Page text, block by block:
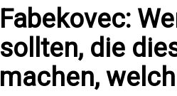
Fabekovec:
sollten, die
machen,